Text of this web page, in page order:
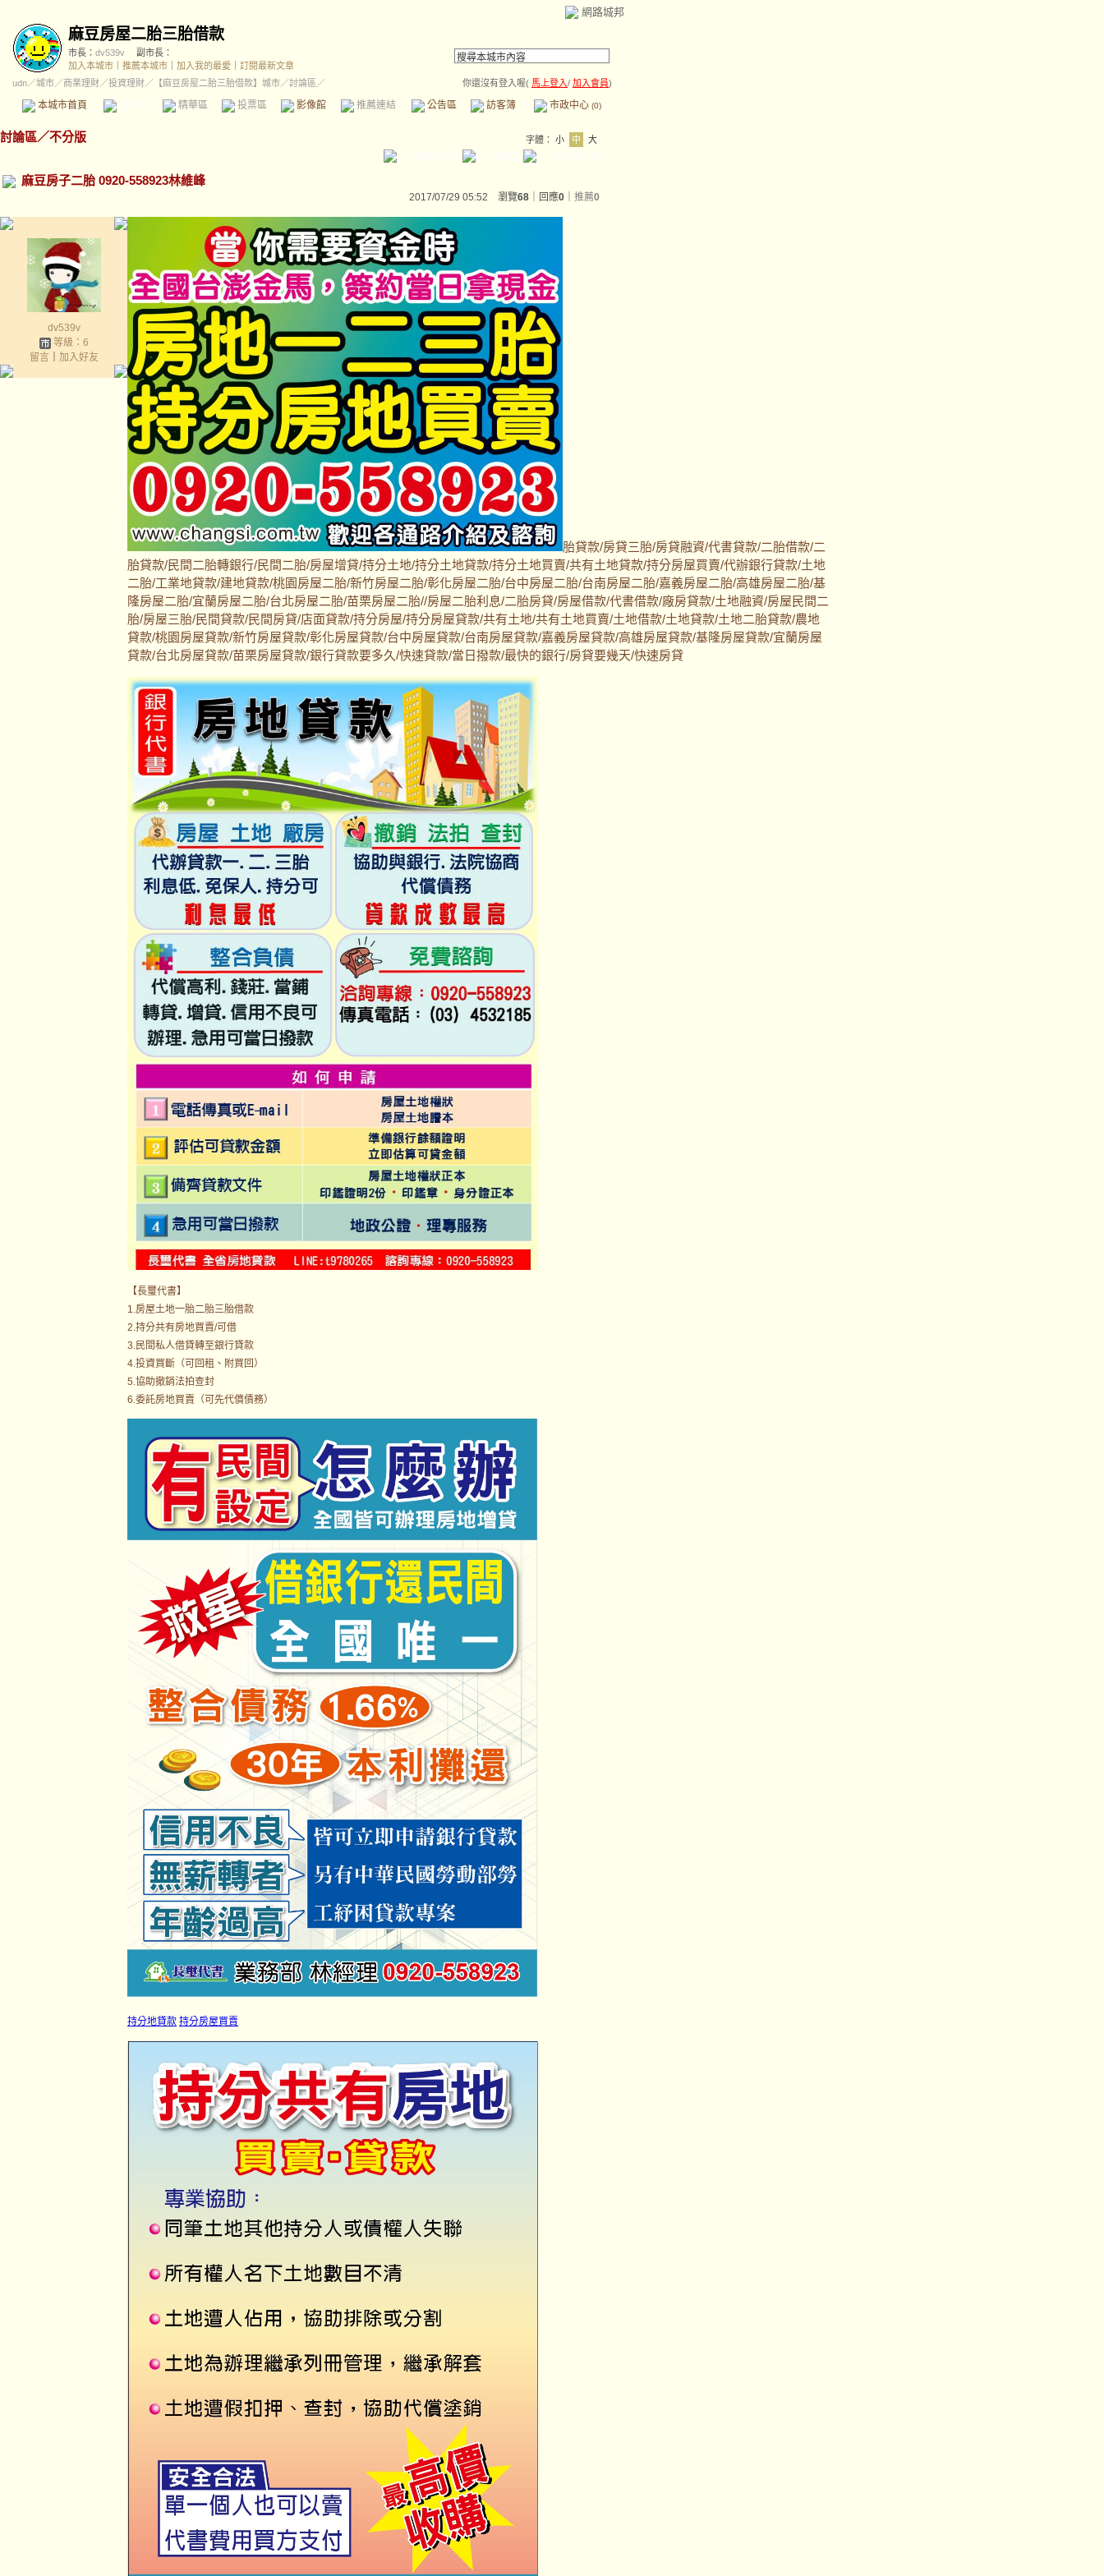
網路城邦
麻豆房屋二胎三胎借款
市長： dv539v
副市長：
加入本城市
推薦本城市 加入我的最愛
訂閱最新文章
udn／城市／商業理財／投資理財／ 【麻豆房屋二胎三胎借款】城市／討論區／ 你還沒有登入喔( 馬上登入/ 加入會員)
本城市首頁 精華區 投票區 影像館 推薦連結 公告區 訪客簿 市政中心 (0)
討論區／不分版 字體： 小 中 大
麻豆房子二胎 0920-558923林維峰
2017/07/29 05:52 瀏覽68 ｜回應0 推薦0
dv539v
等級：6
留言｜ 加入好友
胎貸款/房貸三胎/房貸融資/代書貸款/二胎借款/二
胎貸款/民間二胎轉銀行/民間二胎/房屋增貸/持分土地/持分土地貸款/持分土地買賣/共有土地貸款/持分房屋買賣/代辦銀行貸款/土地
二胎/工業地貸款/建地貸款/桃園房屋二胎/新竹房屋二胎/彰化房屋二胎/台中房屋二胎/台南房屋二胎/嘉義房屋二胎/高雄房屋二胎/基
隆房屋二胎/宜蘭房屋二胎/台北房屋二胎/苗栗房屋二胎//房屋二胎利息/二胎房貸/房屋借款/代書借款/廠房貸款/土地融資/房屋民間二
胎/房屋三胎/民間貸款/民間房貸/店面貸款/持分房屋/持分房屋貸款/共有土地/共有土地買賣/土地借款/土地貸款/土地二胎貸款/農地
貸款/桃園房屋貸款/新竹房屋貸款/彰化房屋貸款/台中房屋貸款/台南房屋貸款/嘉義房屋貸款/高雄房屋貸款/基隆房屋貸款/宜蘭房屋
貸款/台北房屋貸款/苗栗房屋貸款/銀行貸款要多久/快速貸款/當日撥款/最快的銀行/房貸要幾天/快速房貸
【長璽代書】
1.房屋土地一胎二胎三胎借款
2.持分共有房地買賣/可借
3.民間私人借貸轉至銀行貸款
4.投資買斷（可回租、附買回）
5.協助撤銷法拍查封
6.委託房地買賣（可先代償債務）
持分地貸款 持分房屋買賣